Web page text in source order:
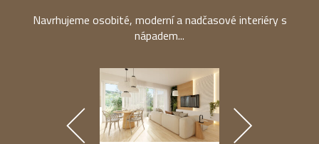
Navrhujeme osobité, moderní a nadčasové interiéry s
nápadem...